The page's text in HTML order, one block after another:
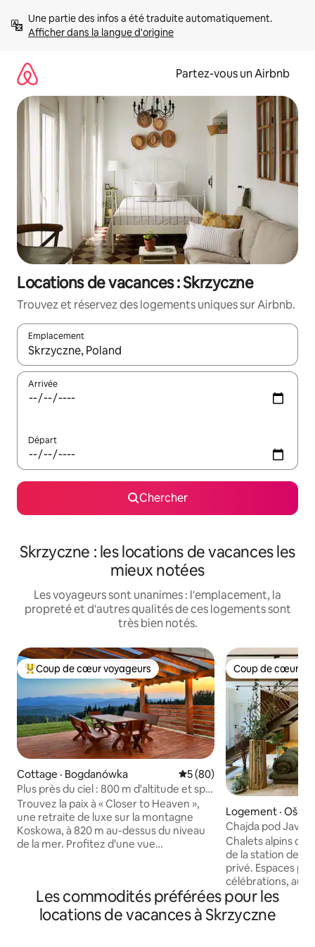
directement
Afficher dans la langue d'origine
Partez-vous un Airbnb
Locations de vacances : Skrzyczne
Trouvez et réservez des logements uniques sur Airbnb.
Emplacement
Quand les résultats sont affichés, parcourez-les en utilisant
Arrivée
Départ
Chercher
Skrzyczne : les locations de vacances les
mieux notées
Les voyageurs sont unanimes : l'emplacement, la
propreté et d'autres qualités de ces logements sont
très bien notés.
Coup de cœur voyageurs parmi les plus aimés
Coup de cœur voyageurs
Cottage · Bogdanówka Note moyenne de 5 sur 5,
5 (80)
Plus près du ciel : 800 m d'altitude et spa
extérieur
Trouvez la paix à « Closer to Heaven »,
une retraite de luxe sur la montagne
Koskowa, à 820 m au-dessus du niveau
de la mer. Profitez d'une vue
88 m ² est entouré de 2 300 m ² de
terrain privé. Détendez-vous dans le spa
extérieur sans chlore pour 5 personnes,
Coup de cœur
Coup de cœur
Logement ·
Chajda pod
Chalets alpins de
de la station de
privé. Espaces
célébrations, aux
avec HBO et
spacieuses avec
balcon. Cuisine
Les commodités préférées pour les
locations de vacances à Skrzyczne